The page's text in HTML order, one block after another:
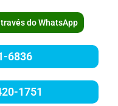
do WhatsApp
6836
1751